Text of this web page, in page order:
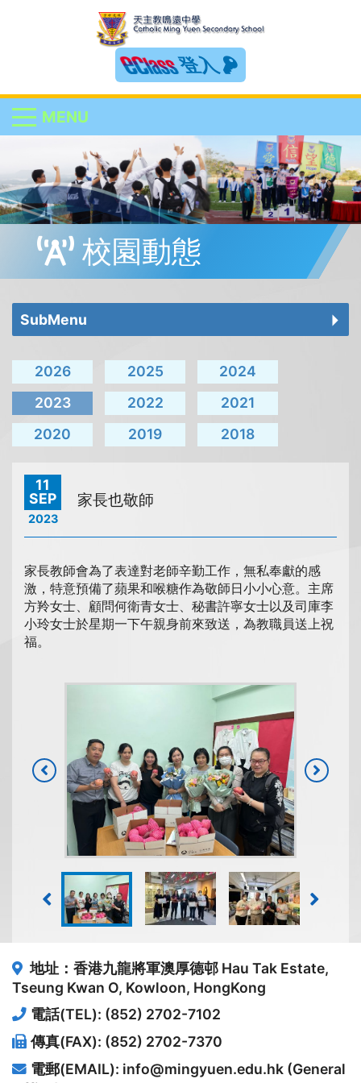
登入
MENU
校園動態
SubMenu
2026 2025
2024
2023
2022
2021
2020
2019 2018
11
SEP
2023
家長也敬師
家長教師會為了表達對老師辛勤工作，無私奉獻的感
激，特意預備了蘋果和喉糖作為敬師日小小心意。主席
方羚女士、顧問何衛青女士、秘書許寧女士以及司庫李
小玲女士於星期一下午親身前來致送，為教職員送上祝
福。
地址：香港九龍將軍澳厚德邨 Hau Tak Estate,
Tseung Kwan O, Kowloon, HongKong
電話(TEL): (852) 2702-7102
傳真(FAX): (852) 2702-7370
電郵(EMAIL): info@mingyuen.edu.hk (General